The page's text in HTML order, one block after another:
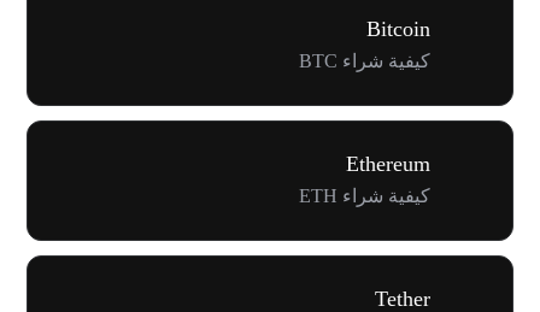
Bitcoin
كيفية شراء BTC
Ethereum
كيفية شراء ETH
Tether